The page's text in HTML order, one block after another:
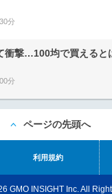
分
衝撃…100均で買えると
分
ページの先頭へ
利用規約
GMO INSIGHT Inc. All